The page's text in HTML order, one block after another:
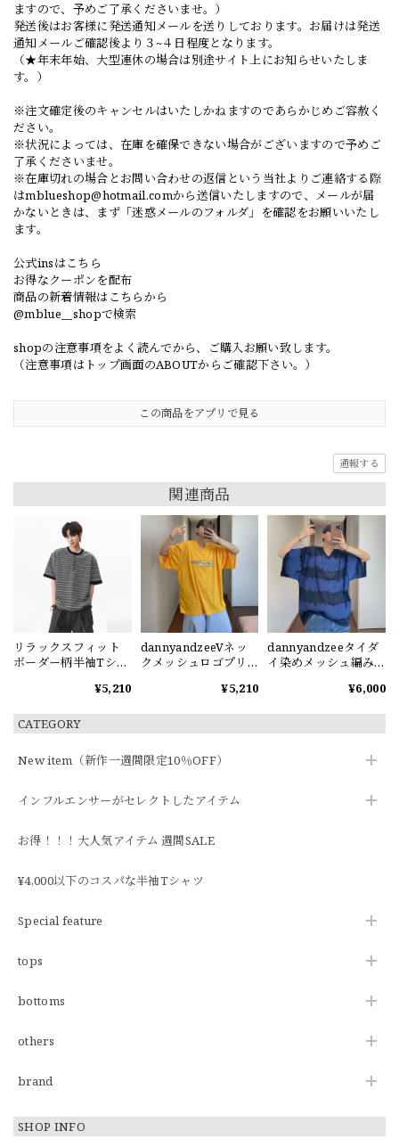
CATEGORY
New item（新作一週間限定10％OFF）
インフルエンサーがセレクトしたアイテム
お得！！！大人気アイテム 週間SALE
¥4,000以下のコスパな半袖Tシャツ
Special feature
tops
bottoms
others
brand
SHOP INFO
ますので、予めご了承くださいませ。）
発送後はお客様に発送通知メールを送りしております。お届けは発送
通知メールご確認後より３~４日程度となります。
（★年末年始、大型連休の場合は別途サイト上にお知らせいたしま
す。）
※注文確定後のキャンセルはいたしかねますのであらかじめご容赦く
ださい。
※状況によっては、在庫を確保できない場合がございますので予めご
了承くださいませ。
※在庫切れの場合とお問い合わせの返信という当社よりご連絡する際
はmblueshop@hotmail.comから送信いたしますので、メールが届
かないときは、まず「迷惑メールのフォルダ」を確認をお願いいたし
ます。
公式insはこちら
お得なクーポンを配布
商品の新着情報はこちらから
@mblue__shopで検索
shopの注意事項をよく読んでから、ご購入お願い致します。
（注意事項はトップ画面のABOUTからご確認下さい。）
この商品をアプリで見る
通報する
関連商品
リラックスフィット
ボーダー柄半袖Tシャ
¥5,210
dannyandzeeVネッ
クメッシュロゴプリ
¥5,210
dannyandzeeタイダ
イ染めメッシュ編みV
¥6,000